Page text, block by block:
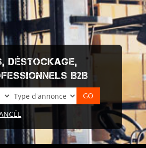
DÉSTOCKAGE,
B2B